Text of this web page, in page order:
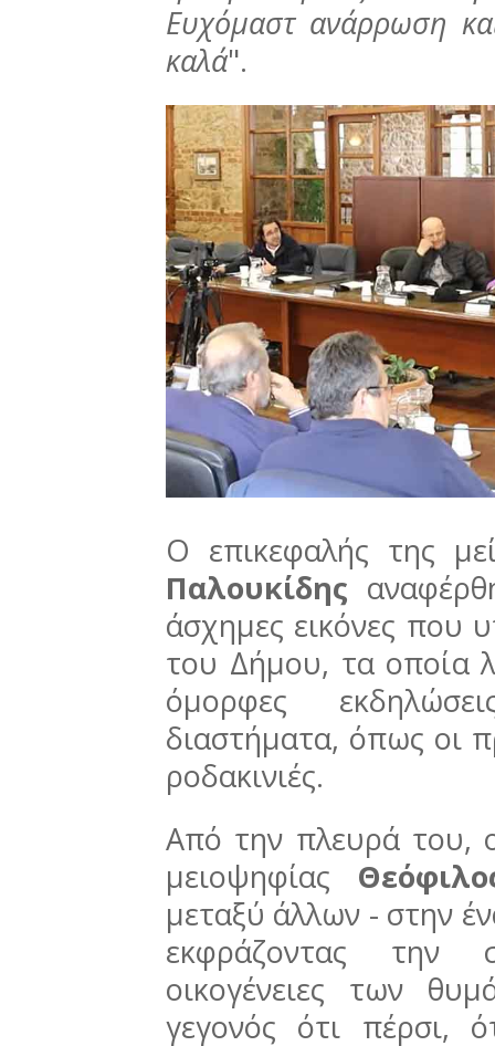
Ευχόμαστ ανάρρωση
καλά".
Ο επικεφαλής της
Παλουκίδης
άσχημες εικόνες που
του Δήμου, τα οποία
όμορφες
διαστήματα, όπως οι
ροδακινιές.
Από την πλευρά του,
μειοψηφίας
μεταξύ άλλων - στην
εκφράζοντας την
οικογένειες των
γεγονός ότι πέρσι,